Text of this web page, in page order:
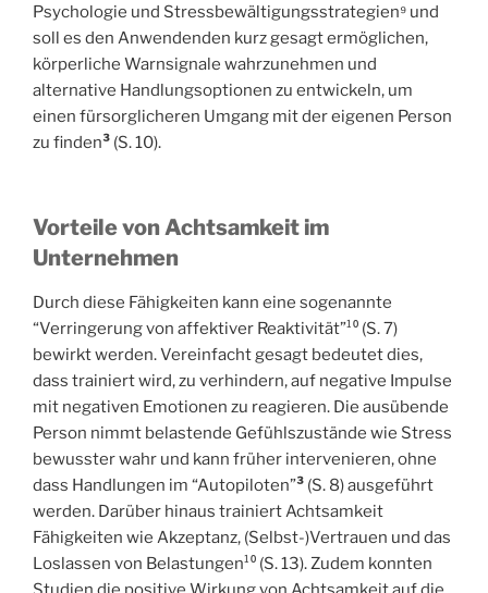
Psychologie und Stressbewältigungsstrategien⁹ und
soll es den Anwendenden kurz gesagt ermöglichen,
körperliche Warnsignale wahrzunehmen und
alternative Handlungsoptionen zu entwickeln, um
einen fürsorglicheren Umgang mit der eigenen Person
zu finden³ (S. 10).
Vorteile von Achtsamkeit im
Unternehmen
Durch diese Fähigkeiten kann eine sogenannte
“Verringerung von affektiver Reaktivität”¹⁰ (S. 7)
bewirkt werden. Vereinfacht gesagt bedeutet dies,
dass trainiert wird, zu verhindern, auf negative Impulse
mit negativen Emotionen zu reagieren. Die ausübende
Person nimmt belastende Gefühlszustände wie Stress
bewusster wahr und kann früher intervenieren, ohne
dass Handlungen im “Autopiloten”³ (S. 8) ausgeführt
werden. Darüber hinaus trainiert Achtsamkeit
Fähigkeiten wie Akzeptanz, (Selbst-)Vertrauen und das
Loslassen von Belastungen¹⁰ (S. 13). Zudem konnten